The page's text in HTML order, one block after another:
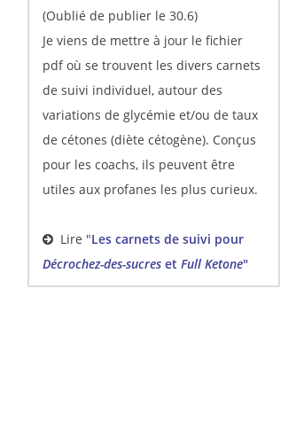
(Oublié de publier le 30.6)
Je viens de mettre à jour le fichier
pdf où se trouvent les divers carnets
de suivi individuel, autour des
variations de glycémie et/ou de taux
de cétones (diète cétogène). Conçus
pour les coachs, ils peuvent être
utiles aux profanes les plus curieux.
Lire "Les carnets de suivi pour
Décrochez-des-sucres et Full Ketone"